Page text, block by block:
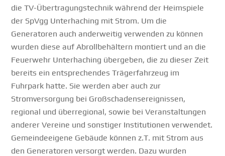
die TV-Übertragungstechnik während der Heimspiele
der SpVgg Unterhaching mit Strom. Um die
Generatoren auch anderweitig verwenden zu können
wurden diese auf Abrollbehältern montiert und an die
Feuerwehr Unterhaching übergeben, die zu dieser Zeit
bereits ein entsprechendes Trägerfahrzeug im
Fuhrpark hatte. Sie werden aber auch zur
Stromversorgung bei Großschadensereignissen,
regional und überregional, sowie bei Veranstaltungen
anderer Vereine und sonstiger Institutionen verwendet.
Gemeindeeigene Gebäude können z.T. mit Strom aus
den Generatoren versorgt werden. Dazu wurden